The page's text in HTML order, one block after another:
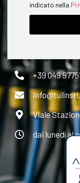
indicato nella
+39 049
Viale
dal lunedì al